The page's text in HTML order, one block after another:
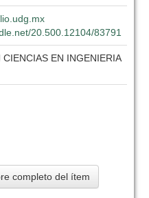
20.500.12104/83791
CIENCIAS EN INGENIERIA
completo del ítem